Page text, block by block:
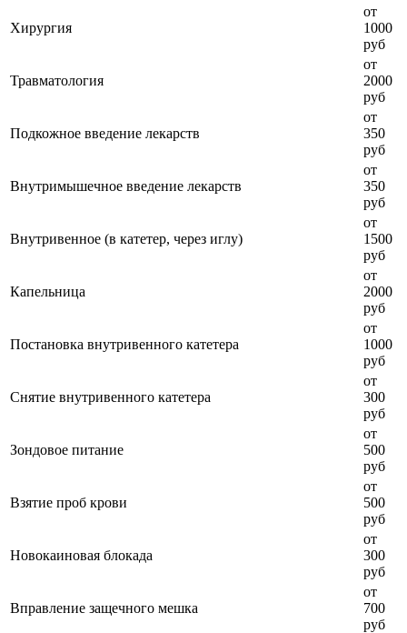
Хирургия
от
1000
руб
Травматология
от
2000
руб
Подкожное введение лекарств
от
350
руб
Внутримышечное введение лекарств
от
350
руб
Внутривенное (в катетер, через иглу)
от
1500
руб
Капельница
от
2000
руб
Постановка внутривенного катетера
от
1000
руб
Снятие внутривенного катетера
от
300
руб
Зондовое питание
от
500
руб
Взятие проб крови
от
500
руб
Новокаиновая блокада
от
300
руб
Вправление защечного мешка
от
700
руб